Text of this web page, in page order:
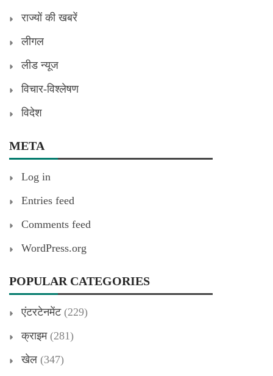
राज्यों की खबरें
लीगल
लीड न्यूज
विचार-विश्लेषण
विदेश
META
Log in
Entries feed
Comments feed
WordPress.org
POPULAR CATEGORIES
एंटरटेनमेंट(229)
क्राइम(281)
खेल (347)